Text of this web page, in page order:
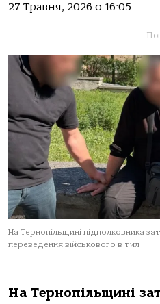
27 Травня, 2026 о 16:05
На Тернопільщині підполковника
переведення військового в тил
На Тернопільщині